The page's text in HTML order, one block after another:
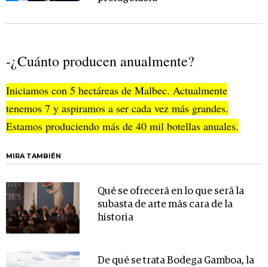
-¿Cuánto producen anualmente?
Iniciamos con 5 hectáreas de Malbec. Actualmente
tenemos 7 y aspiramos a ser cada vez más grandes.
Estamos produciendo más de 40 mil botellas anuales.
MIRA TAMBIÉN
Qué se ofrecerá en lo que será la
subasta de arte más cara de la
historia
De qué se trata Bodega Gamboa, la